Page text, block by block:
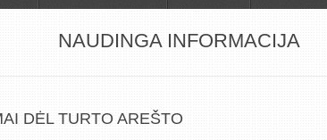
NAUDINGA INFORMACIJA
DĖL TURTO AREŠTO